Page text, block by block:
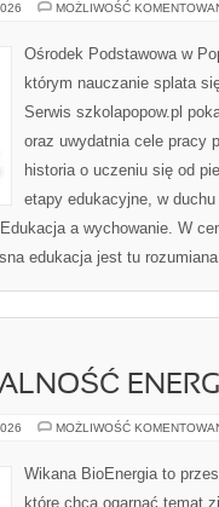
MOŻLIWOŚĆ
Ośrodek Podstawowa w
którym nauczanie splata
Serwis szkolapopow.pl
oraz uwydatnia cele pracy
historia o uczeniu się od
etapy edukacyjne, w
a wychowanie. W
edukacja jest tu
MOŻLIWOŚĆ
Wikana BioEnergia to
które chcą ogarnąć temat